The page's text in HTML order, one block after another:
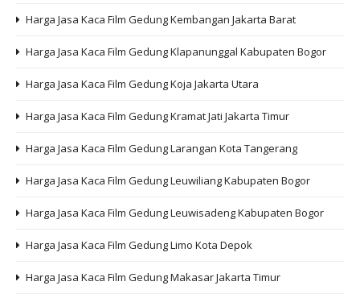
Harga Jasa Kaca Film Gedung Kembangan Jakarta Barat
Harga Jasa Kaca Film Gedung Klapanunggal Kabupaten Bogor
Harga Jasa Kaca Film Gedung Koja Jakarta Utara
Harga Jasa Kaca Film Gedung Kramat Jati Jakarta Timur
Harga Jasa Kaca Film Gedung Larangan Kota Tangerang
Harga Jasa Kaca Film Gedung Leuwiliang Kabupaten Bogor
Harga Jasa Kaca Film Gedung Leuwisadeng Kabupaten Bogor
Harga Jasa Kaca Film Gedung Limo Kota Depok
Harga Jasa Kaca Film Gedung Makasar Jakarta Timur